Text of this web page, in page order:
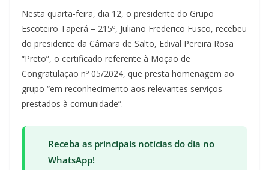
Nesta quarta-feira, dia 12, o presidente do Grupo
Escoteiro Taperá – 215º, Juliano Frederico Fusco, recebeu
do presidente da Câmara de Salto, Edival Pereira Rosa
“Preto”, o certificado referente à Moção de
Congratulação nº 05/2024, que presta homenagem ao
grupo “em reconhecimento aos relevantes serviços
prestados à comunidade”.
Receba as principais notícias do dia no
WhatsApp!